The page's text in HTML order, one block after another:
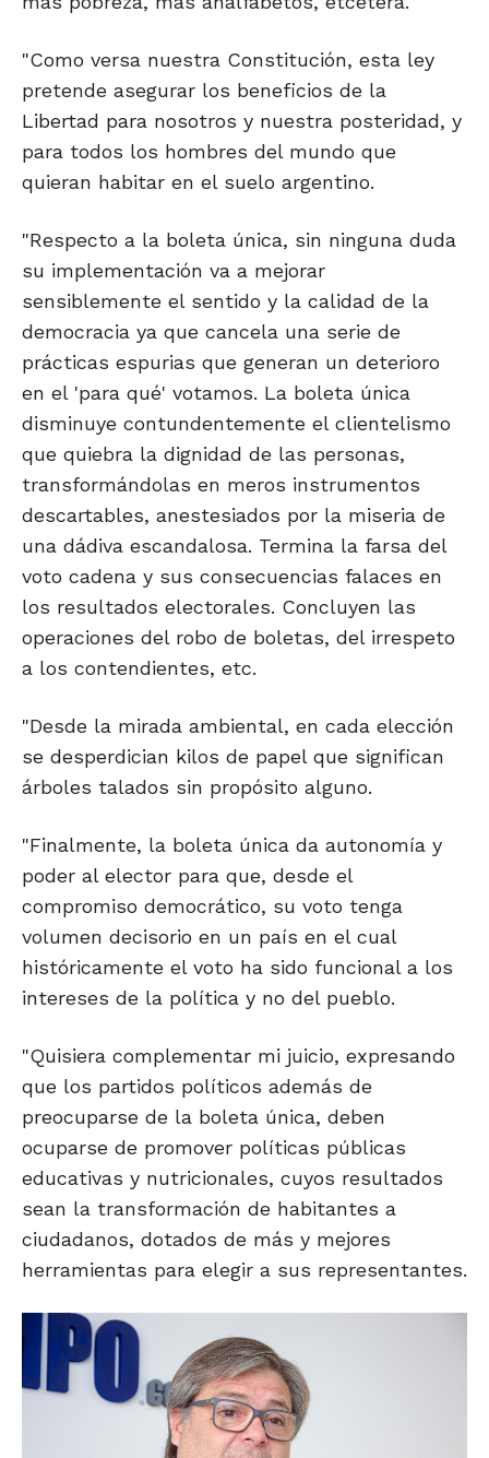
"Como versa nuestra Constitución, esta ley
pretende asegurar los beneficios de la
Libertad para nosotros y nuestra posteridad, y
para todos los hombres del mundo que
quieran habitar en el suelo argentino.
"Respecto a la boleta única, sin ninguna duda
su implementación va a mejorar
sensiblemente el sentido y la calidad de la
democracia ya que cancela una serie de
prácticas espurias que generan un deterioro
en el 'para qué' votamos. La boleta única
disminuye contundentemente el clientelismo
que quiebra la dignidad de las personas,
transformándolas en meros instrumentos
descartables, anestesiados por la miseria de
una dádiva escandalosa. Termina la farsa del
voto cadena y sus consecuencias falaces en
los resultados electorales. Concluyen las
operaciones del robo de boletas, del irrespeto
a los contendientes, etc.
"Desde la mirada ambiental, en cada elección
se desperdician kilos de papel que significan
árboles talados sin propósito alguno.
"Finalmente, la boleta única da autonomía y
poder al elector para que, desde el
compromiso democrático, su voto tenga
volumen decisorio en un país en el cual
históricamente el voto ha sido funcional a los
intereses de la política y no del pueblo.
"Quisiera complementar mi juicio, expresando
que los partidos políticos además de
preocuparse de la boleta única, deben
ocuparse de promover políticas públicas
educativas y nutricionales, cuyos resultados
sean la transformación de habitantes a
ciudadanos, dotados de más y mejores
herramientas para elegir a sus representantes.